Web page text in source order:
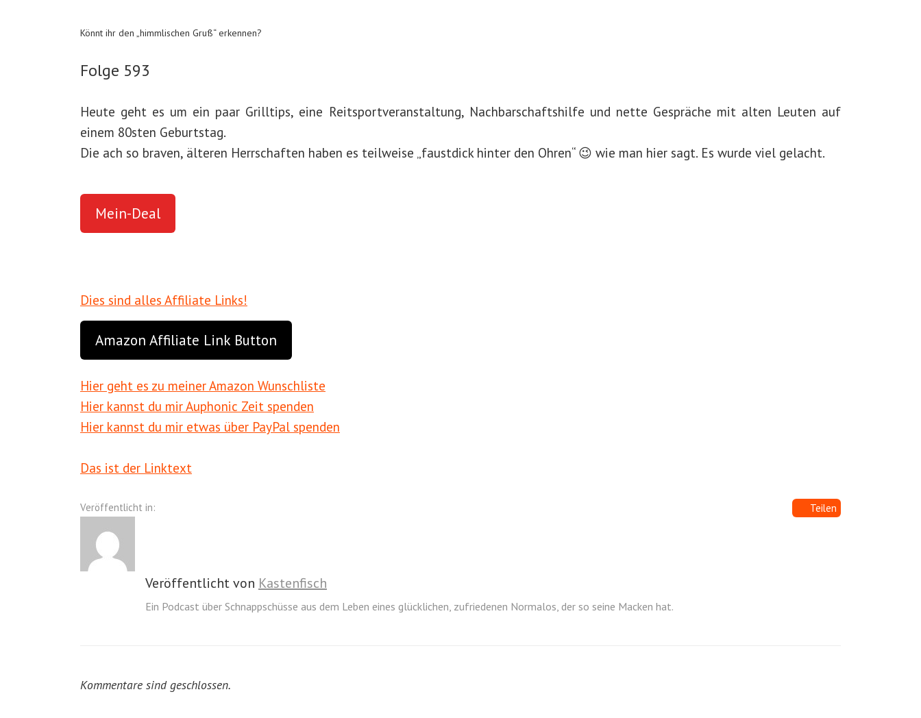
Könnt ihr den „himmlischen Gruß“ erkennen?
Folge 593
Heute geht es um ein paar Grilltips, eine Reitsportveranstaltung, Nachbarschaftshilfe und nette Gespräche mit alten Leuten auf
einem 80sten Geburtstag.
Die ach so braven, älteren Herrschaften haben es teilweise „faustdick hinter den Ohren“ 😉 wie man hier sagt. Es wurde viel gelacht.
Mein-Deal
Dies sind alles Affiliate Links!
Amazon Affiliate Link Button
Hier geht es zu meiner Amazon Wunschliste
Hier kannst du mir Auphonic Zeit spenden
Hier kannst du mir etwas über PayPal spenden
Das ist der Linktext
Veröffentlicht in: Teilen
Veröffentlicht von Kastenfisch
Ein Podcast über Schnappschüsse aus dem Leben eines glücklichen, zufriedenen Normalos, der so seine Macken hat.
Kommentare sind geschlossen.